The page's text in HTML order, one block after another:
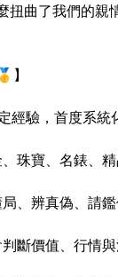
扭曲了我們的親
】
經驗，首度系統
珠寶、名錶、
、辨真偽、請
斷價值、行情